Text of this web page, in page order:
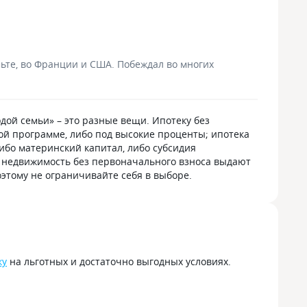
Сейчас, конечно, стало проще:
уже полностью наша.
во Франции и США. Побеждал во многих
семьи» – это разные вещи. Ипотеку без
программе, либо под высокие проценты; ипотека
материнский капитал, либо субсидия
без первоначального взноса выдают
не ограничивайте себя в выборе.
на льготных и достаточно выгодных условиях.